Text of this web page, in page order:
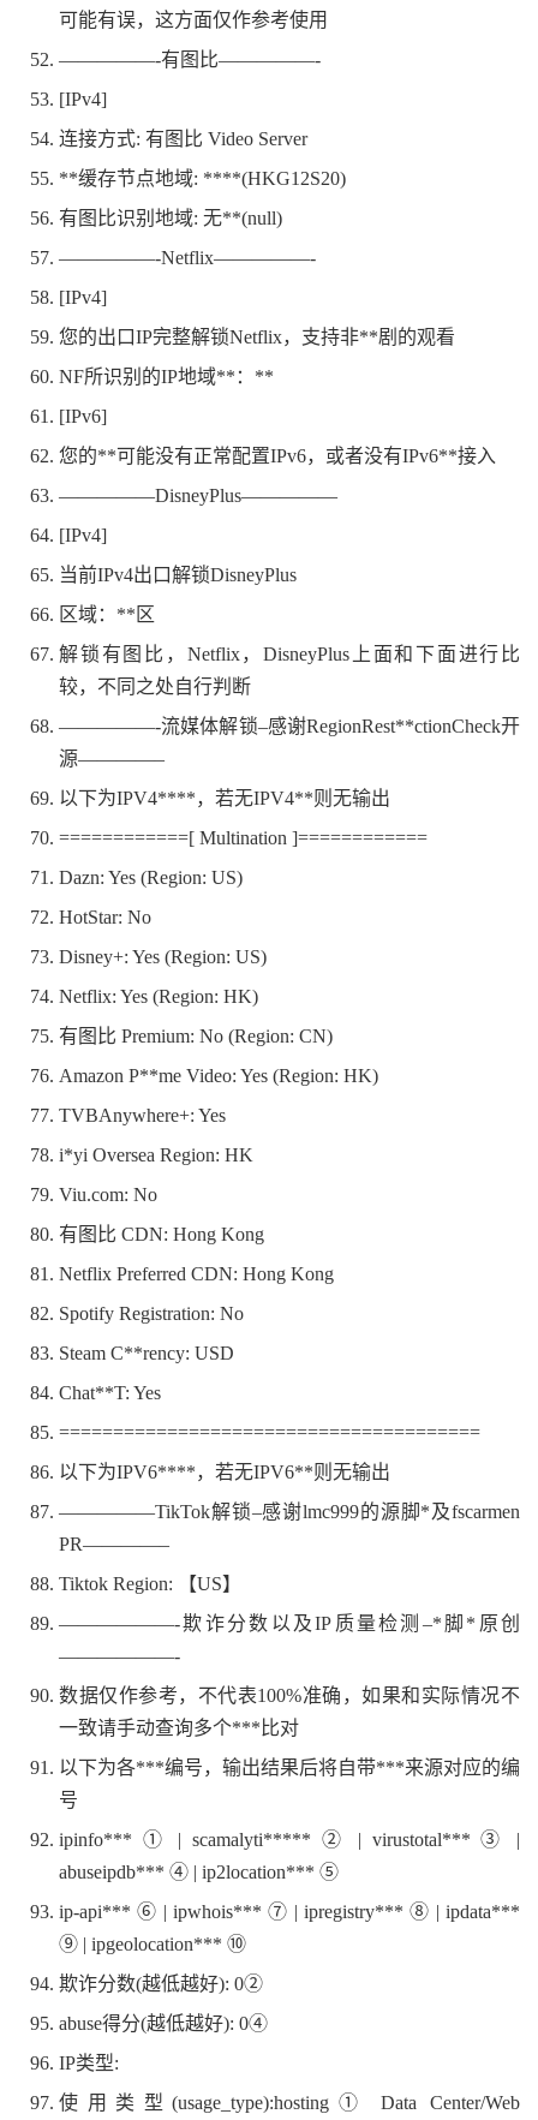
可能有误，这方面仅作参考使用
—————-有图比—————-
[IPv4]
连接方式: 有图比 Video Server
**缓存节点地域: ****(HKG12S20)
有图比识别地域: 无**(null)
—————-Netflix—————-
[IPv4]
您的出口IP完整解锁Netflix，支持非**剧的观看
NF所识别的IP地域**：**
[IPv6]
您的**可能没有正常配置IPv6，或者没有IPv6**接入
—————DisneyPlus—————
[IPv4]
当前IPv4出口解锁DisneyPlus
区域：**区
解锁有图比，Netflix，DisneyPlus上面和下面进行比
较，不同之处自行判断
—————-流媒体解锁–感谢RegionRest**ctionCheck开
源————–
以下为IPV4****，若无IPV4**则无输出
============[ Multination ]============
Dazn: Yes (Region: US)
HotStar: No
Disney+: Yes (Region: US)
Netflix: Yes (Region: HK)
有图比 Premium: No (Region: CN)
Amazon P**me Video: Yes (Region: HK)
TVBAnywhere+: Yes
i*yi Oversea Region: HK
Viu.com: No
有图比 CDN: Hong Kong
Netflix Preferred CDN: Hong Kong
Spotify Registration: No
Steam C**rency: USD
Chat**T: Yes
=======================================
以下为IPV6****，若无IPV6**则无输出
—————TikTok解锁–感谢lmc999的源脚*及fscarmen
PR————–
Tiktok Region: 【US】
——————-欺诈分数以及IP质量检测–*脚*原创
——————-
数据仅作参考，不代表100%准确，如果和实际情况不
一致请手动查询多个***比对
以下为各***编号，输出结果后将自带***来源对应的编
号
ipinfo*** ① | scamalyti***** ② | virustotal*** ③ |
abuseipdb*** ④ | ip2location*** ⑤
ip-api*** ⑥ | ipwhois*** ⑦ | ipregistry*** ⑧ | ipdata***
⑨ | ipgeolocation*** ⑩
欺诈分数(越低越好): 0②
abuse得分(越低越好): 0④
IP类型:
使用类型(usage_type):hosting① Data Center/Web